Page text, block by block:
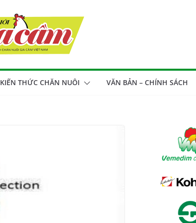
KIẾN THỨC CHĂN NUÔI VĂN BẢN – CHÍNH SÁCH